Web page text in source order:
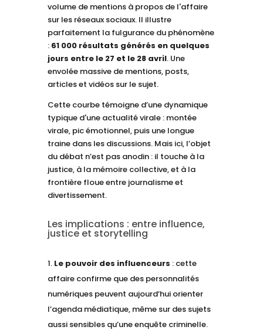
volume de mentions à propos de l'affaire
sur les réseaux sociaux. Il illustre
parfaitement la fulgurance du phénomène
: 61 000 résultats générés en quelques
jours entre le 27 et le 28 avril. Une
envolée massive de mentions, posts,
articles et vidéos sur le sujet.
Cette courbe témoigne d’une dynamique
typique d'une actualité virale : montée
virale, pic émotionnel, puis une longue
traine dans les discussions. Mais ici, l’objet
du débat n’est pas anodin : il touche à la
justice, à la mémoire collective, et à la
frontière floue entre journalisme et
divertissement.
Les implications : entre influence,
justice et storytelling
Le pouvoir des influenceurs : cette
affaire confirme que des personnalités
numériques peuvent aujourd’hui orienter
l’agenda médiatique, même sur des sujets
aussi sensibles qu’une enquête criminelle.